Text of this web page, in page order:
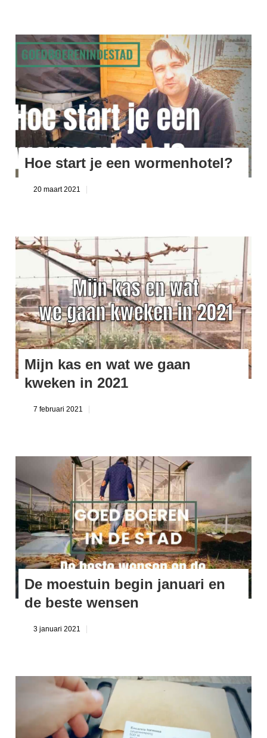
Hoe start je een wormenhotel?
20 maart 2021
Mijn kas en wat we gaan
kweken in 2021
7 februari 2021
De moestuin begin januari en
de beste wensen
3 januari 2021
Gratis zaalkalender
Gratis wildplukken kalender